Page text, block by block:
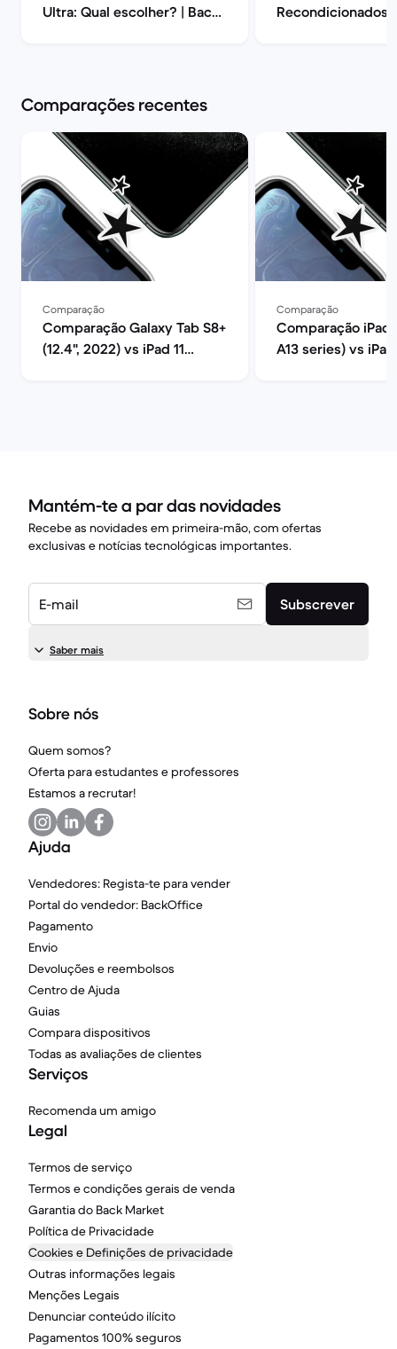
Ultra: Qual escolher? | Back
Recondicionados
Comparações recentes
Comparação
Comparação Galaxy Tab S8+
(12.4", 2022) vs iPad 11
Comparação
Comparação iPad
A13 series) vs
Mantém-te a par das novidades
Recebe as novidades em primeira-mão, com ofertas
exclusivas e notícias tecnológicas importantes.
E-mail Subscrever
Saber mais
Sobre nós
Quem somos?
Oferta para estudantes e professores
Estamos a recrutar!
Ajuda
Vendedores: Regista-te para vender
Portal do vendedor: BackOffice
Pagamento
Envio
Devoluções e reembolsos
Centro de Ajuda
Guias
Compara dispositivos
Todas as avaliações de clientes
Serviços
Recomenda um amigo
Legal
Termos de serviço
Termos e condições gerais de venda
Garantia do Back Market
Política de Privacidade
Cookies e Definições de privacidade
Outras informações legais
Menções Legais
Denunciar conteúdo ilícito
Pagamentos 100% seguros